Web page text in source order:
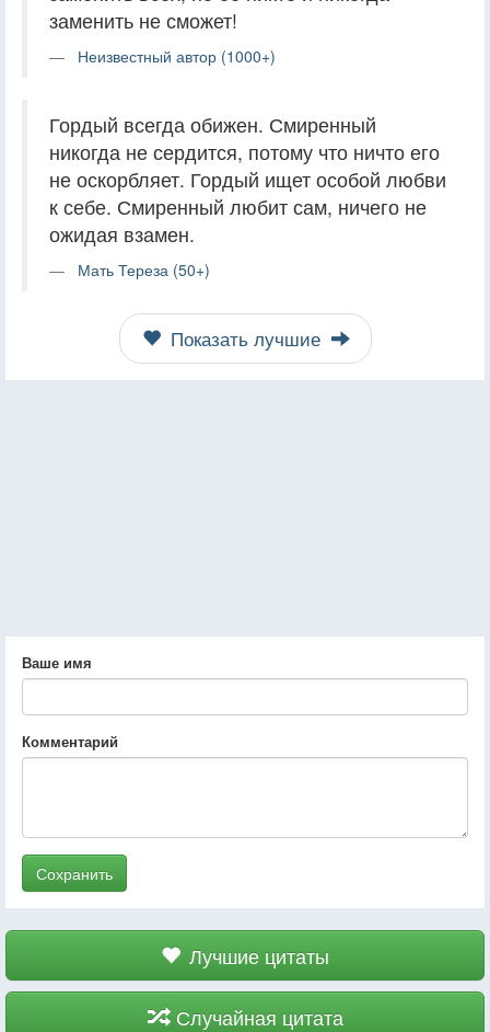
заменить не сможет!
Неизвестный автор (1000+)
Гордый всегда обижен. Смиренный
никогда не сердится, потому что ничто его
не оскорбляет. Гордый ищет особой любви
к себе. Смиренный любит сам, ничего не
ожидая взамен.
Мать Тереза (50+)
Показать лучшие
Ваше имя
Комментарий
Сохранить
Лучшие цитаты
Случайная цитата